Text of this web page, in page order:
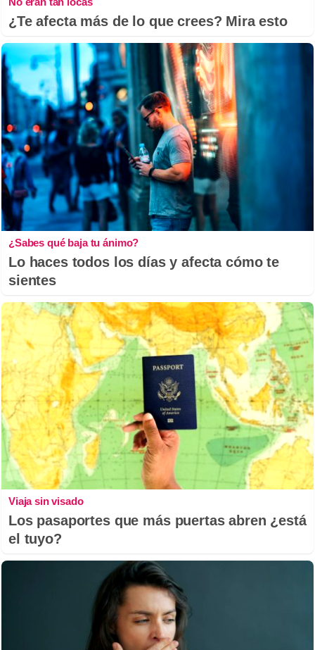
¿Te afecta más de lo que crees? Mira esto
¿Sabes qué baja tu ánimo?
Lo haces todos los días y afecta cómo te
sientes
Viaja sin visado
Los pasaportes que más puertas abren ¿está
el tuyo?